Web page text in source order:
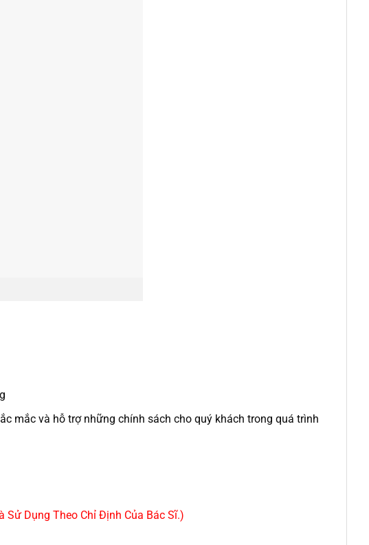
mắc và hỗ trợ những chính sách cho quý khách trong quá trình
Sử Dụng Theo Chỉ Định Của Bác Sĩ.)